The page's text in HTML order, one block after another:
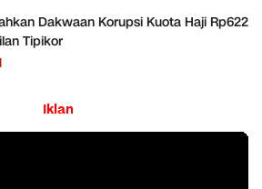
Dakwaan Korupsi Kuota Haji Rp622
Tipikor
Iklan